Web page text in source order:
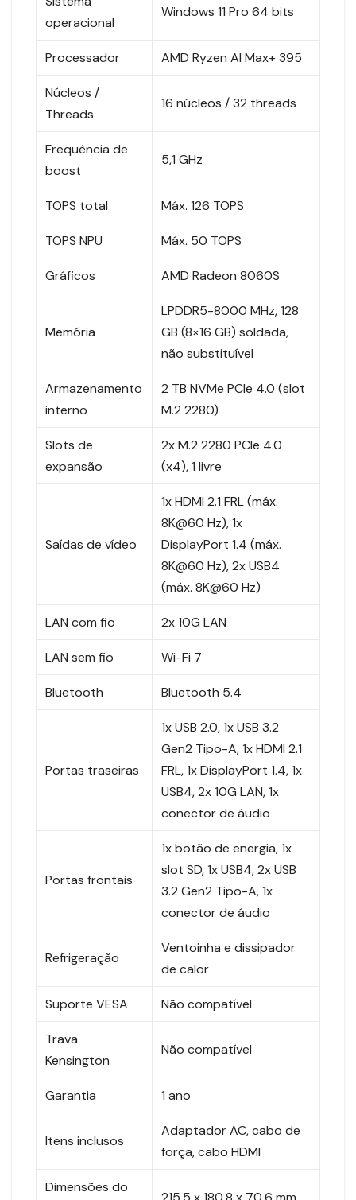
operacional
Windows 11 Pro 64 bits
Processador AMD Ryzen AI Max+ 395
Núcleos /
Threads
16 núcleos / 32 threads
Frequência de
boost
5,1 GHz
TOPS total Máx. 126 TOPS
TOPS NPU Máx. 50 TOPS
Gráficos AMD Radeon 8060S
Memória
LPDDR5-8000 MHz, 128
GB (8×16 GB) soldada,
não substituível
Armazenamento
interno
2 TB NVMe PCIe 4.0 (slot
M.2 2280)
Slots de
expansão
2x M.2 2280 PCIe 4.0
(x4), 1 livre
Saídas de vídeo
1x HDMI 2.1 FRL (máx.
8K@60 Hz), 1x
DisplayPort 1.4 (máx.
8K@60 Hz), 2x USB4
(máx. 8K@60 Hz)
LAN com fio 2x 10G LAN
LAN sem fio Wi-Fi 7
Bluetooth Bluetooth 5.4
Portas traseiras
1x USB 2.0, 1x USB 3.2
Gen2 Tipo-A, 1x HDMI 2.1
FRL, 1x DisplayPort 1.4, 1x
USB4, 2x 10G LAN, 1x
conector de áudio
Portas frontais
1x botão de energia, 1x
slot SD, 1x USB4, 2x USB
3.2 Gen2 Tipo-A, 1x
conector de áudio
Refrigeração
Ventoinha e dissipador
de calor
Suporte VESA Não compatível
Trava
Kensington
Não compatível
Garantia 1 ano
Itens inclusos
Adaptador AC, cabo de
força, cabo HDMI
Dimensões do